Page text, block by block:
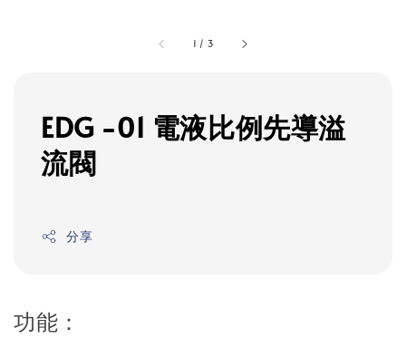
1 / 3
EDG -01 電液比例先導溢
流閥
分享
功能：